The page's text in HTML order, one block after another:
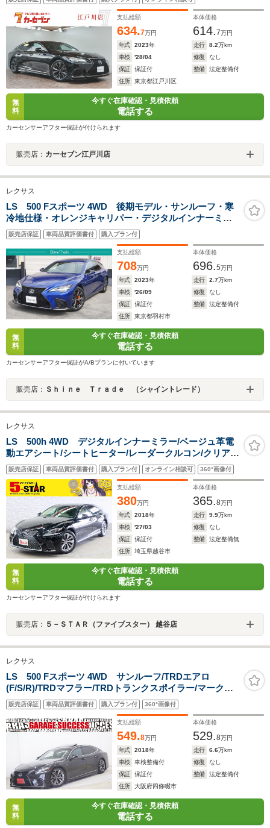
ローズドア パドルシフト 純正フロアマット 純正バ
イザー ETC2
支払総額
634.7万円
本体価格
614.7万円
年式
2023年 走行 8.2万km
車検
'28/04 修復
なし
保証
保証付 整備
法定整備付
住所
東京都江戸川区
無
料
今すぐ在庫確認・見積依頼
電話する
カーセンサーアフター保証が付けられます
販売店： カーセブン江戸川店
レクサス
LS 500 Fスポーツ 4WD 後期モデル・サンルーフ・寒
冷地仕様・オレンジキャリパー・デジタルインナーミラ
ー・レクサスセーフティシステム・パノラミックビュ
ー・3眼フルLEDライト・ハンズフリーパワートランク・
専用20インチ・4WD
販売店保証 車両品質評価書付 購入プラン付
支払総額
708万円
本体価格
696.5万円
年式
2023年 走行 2.7万km
車検
'26/09 修復
なし
保証
保証付 整備
法定整備付
住所
東京都羽村市
無
料
今すぐ在庫確認・見積依頼
電話する
カーセンサーアフター保証がA/Bプランに付いています
販売店： Ｓｈｉｎｅ Ｔｒａｄｅ （シャイントレード）
レクサス
LS 500h 4WD デジタルインナーミラー/ベージュ革電
動エアシート/シートヒーター/レーダークルコン/クリアラ
ンスソナー/PCS/BSM/ETC2.0/100V電源/純正ナビ/全周囲
カメラ/純正19AW
販売店保証 車両品質評価書付 購入プラン付 オンライン相談可 360°画像付
支払総額
380万円
本体価格
365.8万円
年式
2018年 走行 9.9万km
車検
'27/03 修復
なし
保証
保証付 整備
法定整備無
住所
埼玉県越谷市
無
料
今すぐ在庫確認・見積依頼
電話する
カーセンサーアフター保証が付けられます
販売店： ５－ＳＴＡＲ（ファイブスター） 越谷店
レクサス
LS 500 Fスポーツ 4WD サンルーフ/TRDエアロ
(F/S/R)/TRDマフラー/TRDトランクスポイラー/マークレ
ビンソン/エアサスコントローラー/デジミラ/HUD/パノラ
ミックビューモニター/シートヒーター&クーラー/
販売店保証 車両品質評価書付 購入プラン付 360°画像付
支払総額
549.8万円
本体価格
529.8万円
年式
2018年 走行 6.6万km
車検
車検整備付 修復
なし
保証
保証付 整備
法定整備付
住所
大阪府四條畷市
無
料
今すぐ在庫確認・見積依頼
電話する